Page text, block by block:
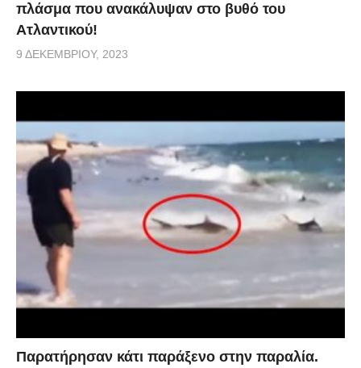
πλάσμα που ανακάλυψαν στο βυθό του
Ατλαντικού!
9 ΔΕΚΕΜΒΡΊΟΥ, 2023
Παρατήρησαν κάτι παράξενο στην παραλία.